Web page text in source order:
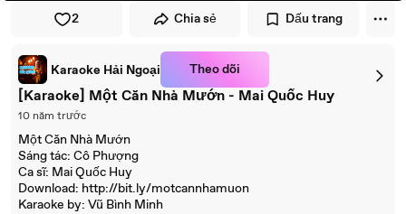
2 Chia sẻ Dấu trang
Karaoke Hải Ngoại Theo dõi
[Karaoke] Một Căn Nhà Mướn - Mai Quốc Huy
10 năm trước
Một Căn Nhà Mướn
Sáng tác: Cô Phượng
Ca sĩ: Mai Quốc Huy
Download: http://bit.ly/motcannhamuon
Karaoke by: Vũ Bình Minh